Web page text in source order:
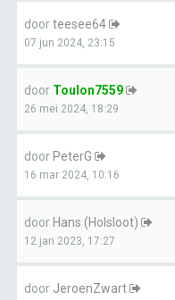
doorteesee64
07 jun 2024, 23:15
door Toulon7559
26 mei 2024, 18:29
door PeterG
16 mar 2024, 10:16
door Hans (Holsloot)
12 jan 2023, 17:27
door JeroenZwart